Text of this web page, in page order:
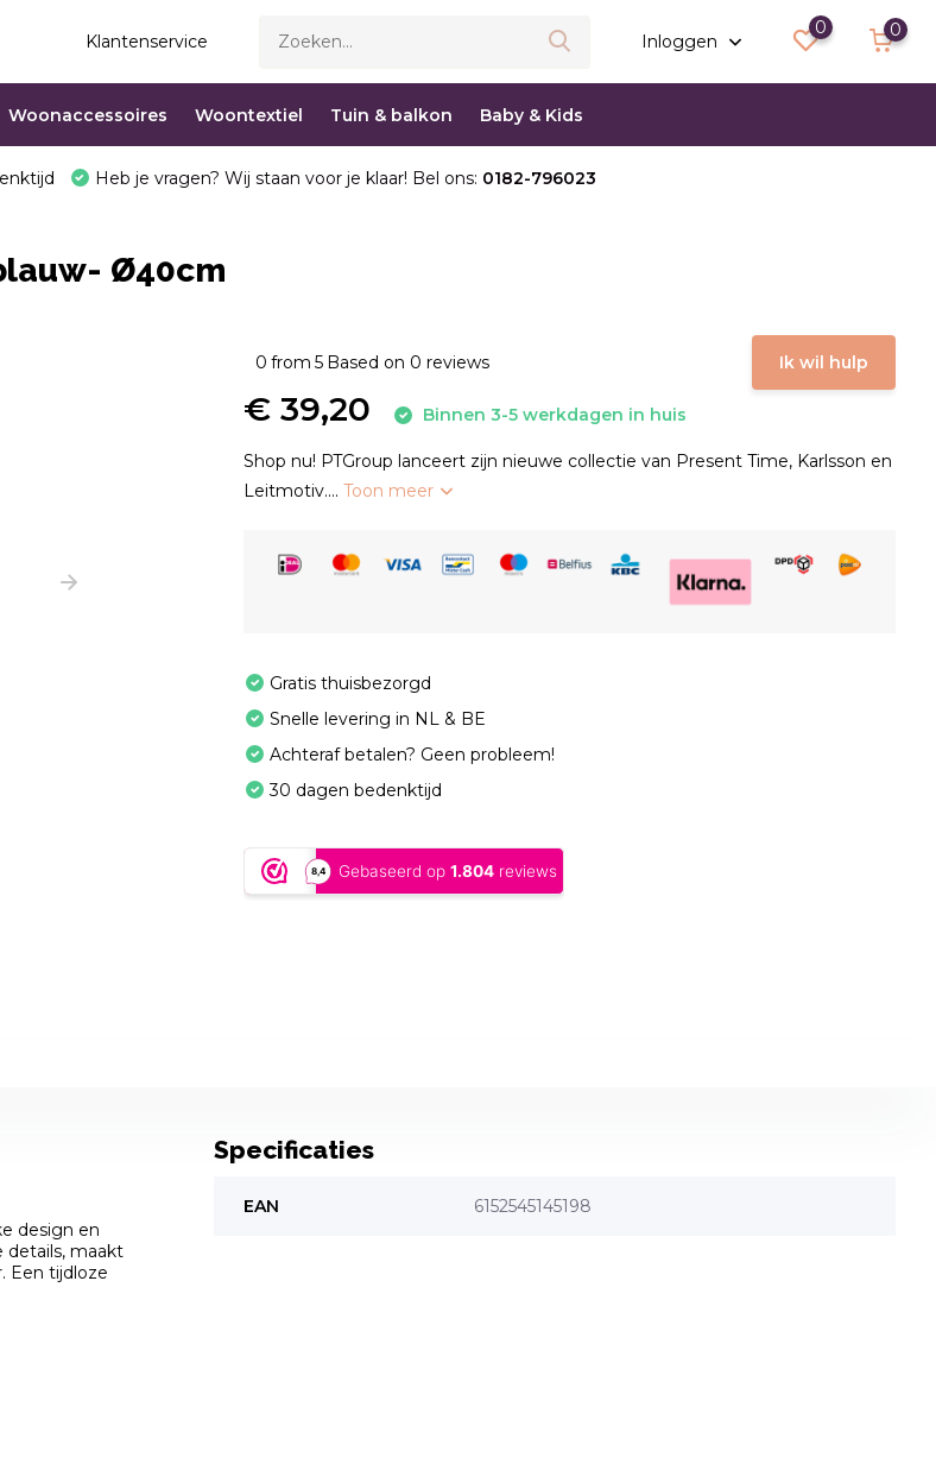
Klantenservice Inloggen
0 0
Woonaccessoires Woontextiel Tuin & balkon Baby & Kids
Heb je vragen? Wij staan voor je klaar! Bel ons: 0182-796023
Ø40cm
0 from 5 Based on 0 reviews Ik wil hulp
€ 39,20 Binnen 3-5 werkdagen in huis
Shop nu! PTGroup lanceert zijn nieuwe collectie van Present Time, Karlsson en
Leitmotiv....Toon meer
Gratis thuisbezorgd
Snelle levering in NL & BE
Achteraf betalen? Geen probleem!
30 dagen bedenktijd
design en
details, maakt
Een tijdloze
Specificaties
EAN 6152545145198